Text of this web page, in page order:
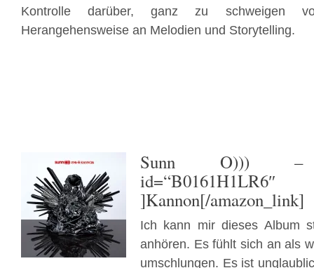
Kontrolle darüber, ganz zu schweigen
Herangehensweise an Melodien und Storytelling.
Sunn O))) –
id=“B0161H1LR6″
]Kannon[/amazon_link]
Ich kann mir dieses Album
anhören. Es fühlt sich an als
umschlungen. Es ist